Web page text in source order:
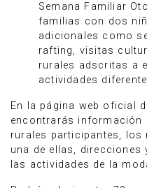
Semana Familiar
familias con dos
adicionales como
rafting, visitas
rurales adscritas a
actividades
En la página web oficial
encontrarás información
rurales participantes, los
una de ellas,
las actividades de la